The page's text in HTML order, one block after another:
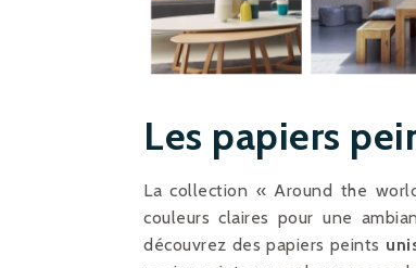
Les papiers
La collection « Around the
couleurs claires pour une
découvrez des papiers peints